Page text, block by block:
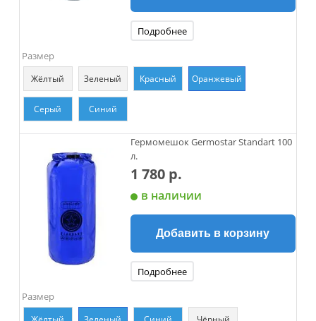
Подробнее
Размер
Жёлтый Зеленый Красный Оранжевый
Серый Синий
Гермомешок Germostar Standart 100
л.
1 780 р.
в наличии
Добавить в корзину
Подробнее
Размер